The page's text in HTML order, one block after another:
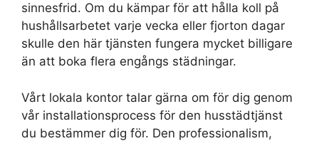
sinnesfrid. Om du kämpar för att hålla koll på
hushållsarbetet varje vecka eller fjorton dagar
skulle den här tjänsten fungera mycket billigare
än att boka flera engångs städningar.
Vårt lokala kontor talar gärna om för dig genom
vår installationsprocess för den husstädtjänst
du bestämmer dig för. Den professionalism,